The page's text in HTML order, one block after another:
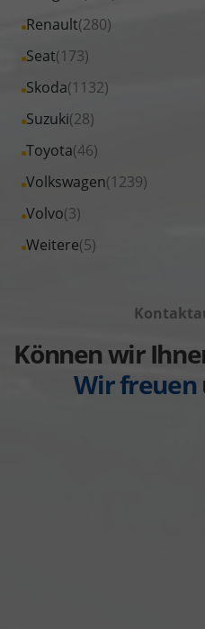
anzeigen
Opel
anzeigen
Fahrzeuge
Peugeot
anzeigen
Renault(280)
Alle
Fahrzeuge
Renault
anzeigen
Seat(173)
Alle
Fahrzeuge
Seat
anzeigen
Skoda(1132)
Alle
Fahrzeuge
Skoda
anzeigen
Suzuki(28)
Alle
Fahrzeuge
Suzuki
anzeigen
Toyota(46)
Alle
Fahrzeuge
Toyota
anzeigen
Volkswagen(1239)
Alle
Fahrzeuge
Volkswagen
Volvo(3)
Alle
Fahrzeuge
Weitere(5)
Alle
anzeigen
Können wir
Wir freuen